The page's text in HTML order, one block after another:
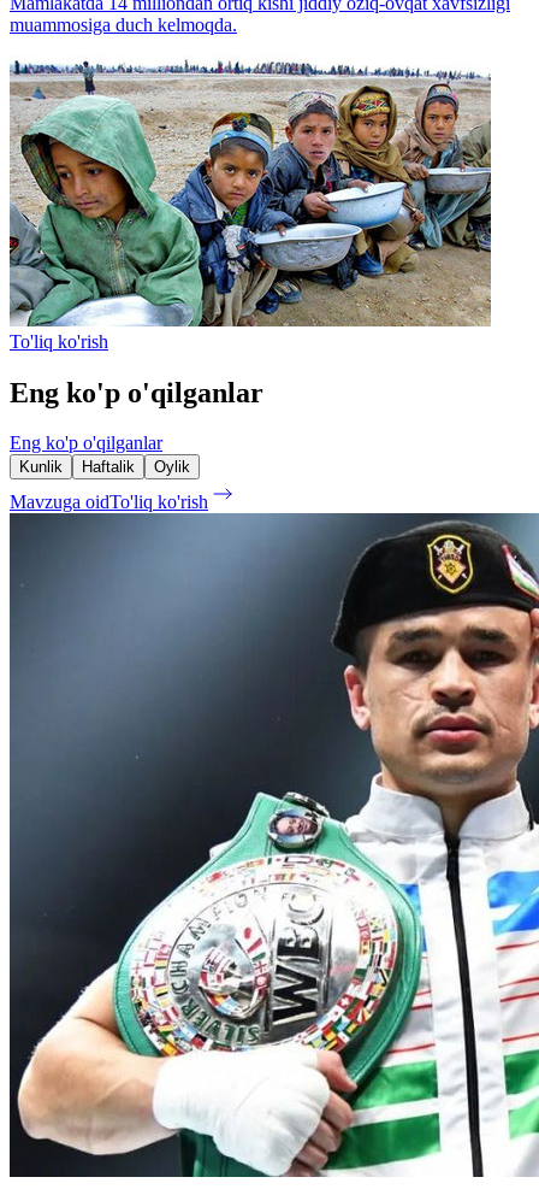
muammosiga duch kelmoqda.
To'liq ko'rish
Eng ko'p o'qilganlar
Eng ko'p o'qilganlar
Kunlik Haftalik Oylik
Mavzuga oidTo'liq ko'rish